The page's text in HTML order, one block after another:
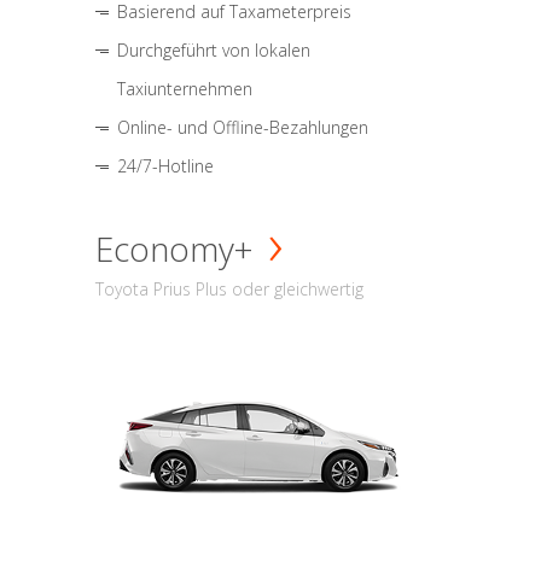
Basierend auf Taxameterpreis
Durchgeführt von lokalen
Taxiunternehmen
Online- und Offline-Bezahlungen
24/7-Hotline
Economy+
Toyota Prius Plus oder gleichwertig